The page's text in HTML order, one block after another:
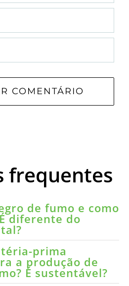
frequentes
de fumo e como
diferente do
prima
a produção de
É sustentável?